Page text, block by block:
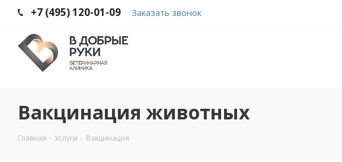
+7 (495) 120-01-09 Заказать звонок
Вакцинация животных
Главная - Услуги - Вакцинация